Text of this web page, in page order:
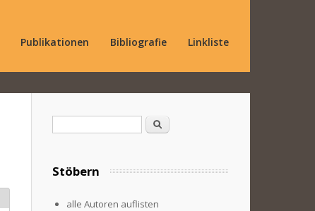
Publikationen Bibliografie Linkliste
Suche
Stöbern
alle Autoren auflisten